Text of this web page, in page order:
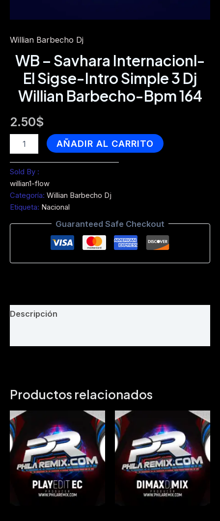
Willian Barbecho Dj
WB – Savhara Internacionl-
El Sigse-Intro Simple 3 Dj
Willian Barbecho-Bpm 164
2.50$
Internacionl-
Sigse-
Intro
Simple
Dj
164
AÑADIR AL CARRITO
Sold By :
willian1-flow
Categoría: Willian Barbecho Dj
Etiqueta: Nacional
Guaranteed Safe Checkout
Descripción
Productos relacionados